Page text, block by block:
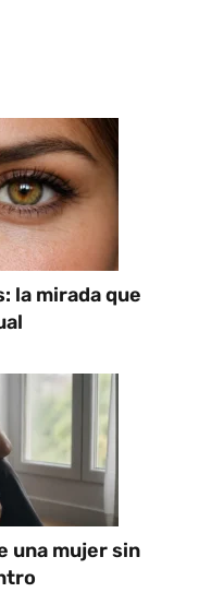
la mirada que
una mujer sin